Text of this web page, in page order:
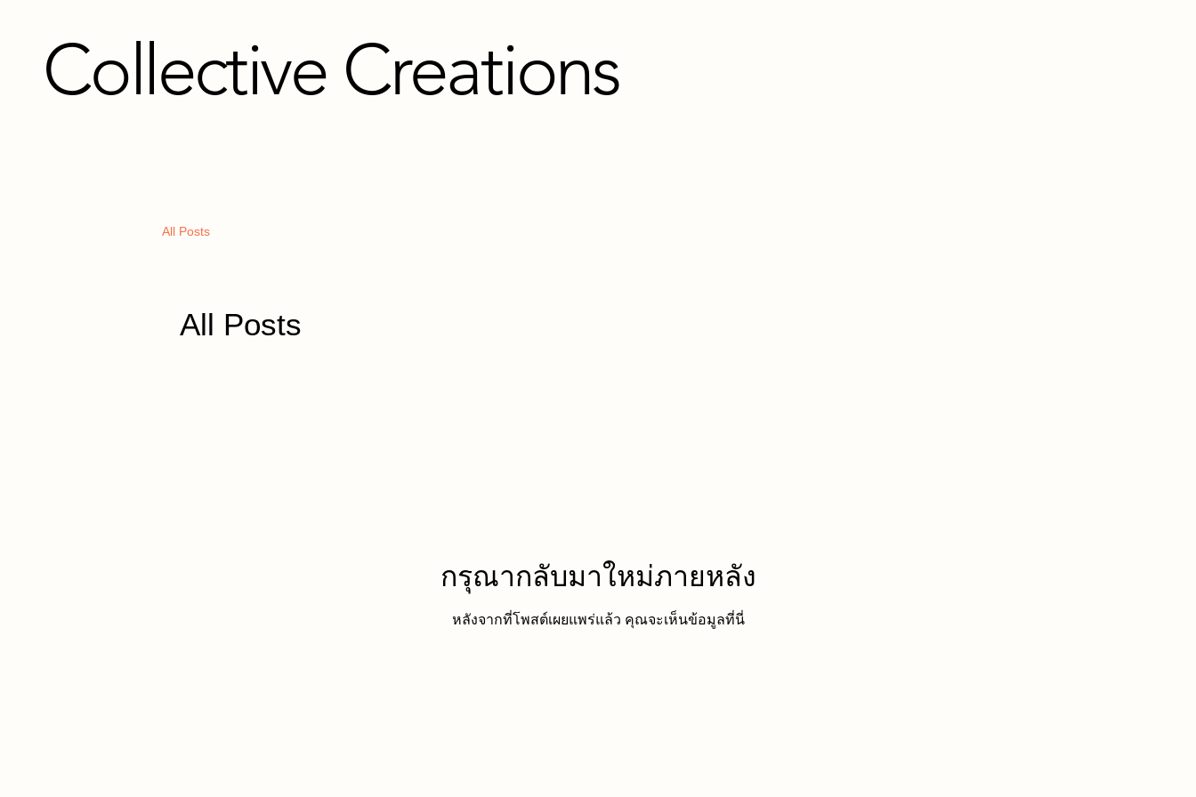
Collective Creations
All Posts
All Posts
กรุณากลับมาใหม่ภายหลัง
หลังจากที่โพสต์เผยแพร่แล้ว คุณจะเห็นข้อมูลที่นี่